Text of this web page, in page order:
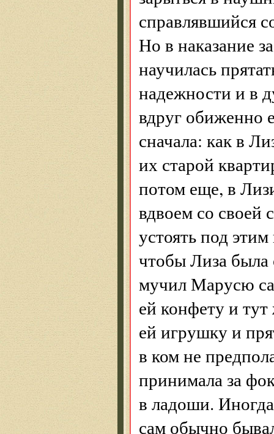
справлявшийся
Но в наказание
научилась
надежности и в
вдруг обиженно
сначала: как в
их старой
потом еще, в
вдвоем со своей
устоять под
чтобы Лиза была
мучил Марусю
ей конфету и тут
ей игрушку и
в ком не
принимала за
в ладоши.
сам обычно